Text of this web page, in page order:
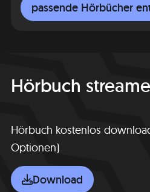
passende Hörbücher
Hörbuch
Hörbuch kostenlos
Optionen)
Download